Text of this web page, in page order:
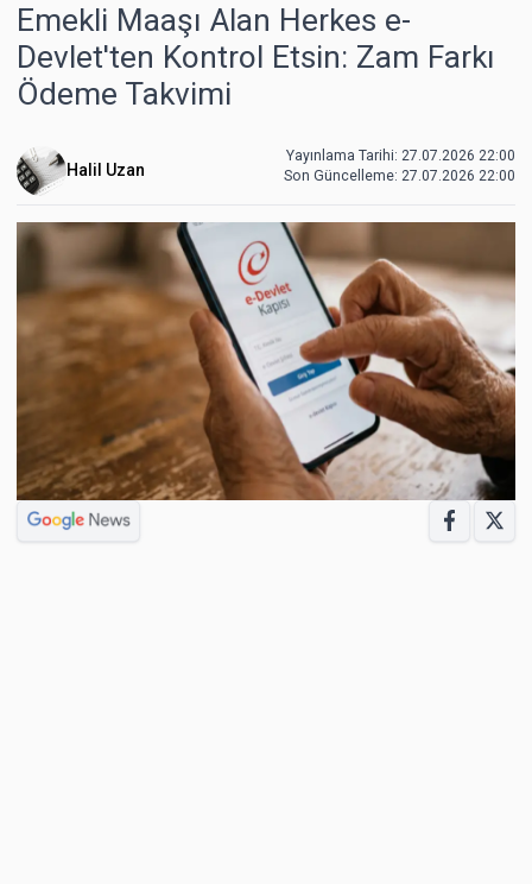
Emekli Maaşı Alan Herkes e-
Devlet'ten Kontrol Etsin: Zam Farkı
Ödeme Takvimi
Halil Uzan
Yayınlama Tarihi: 27.07.2026 22:00
Son Güncelleme: 27.07.2026 22:00